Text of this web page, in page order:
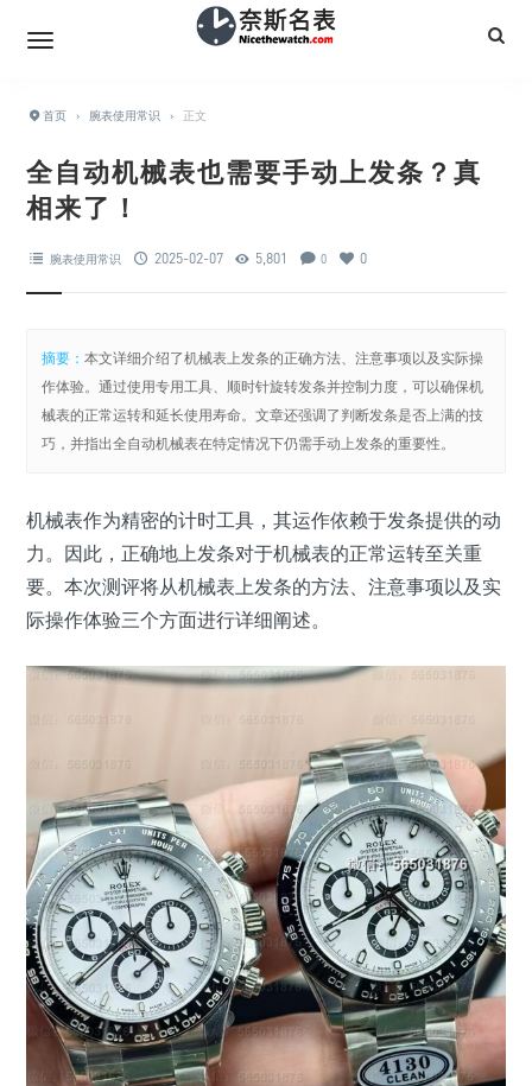
首页 › 腕表使用常识 › 正文
全自动机械表也需要手动上发条？真
相来了！
腕表使用常识 2025-02-07 5,801 0 0
摘要：本文详细介绍了机械表上发条的正确方法、注意事项以及实际操
作体验。通过使用专用工具、顺时针旋转发条并控制力度，可以确保机
械表的正常运转和延长使用寿命。文章还强调了判断发条是否上满的技
巧，并指出全自动机械表在特定情况下仍需手动上发条的重要性。
机械表作为精密的计时工具，其运作依赖于发条提供的动
力。因此，正确地上发条对于机械表的正常运转至关重
要。本次测评将从机械表上发条的方法、注意事项以及实
际操作体验三个方面进行详细阐述。